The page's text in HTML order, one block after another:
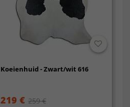
Koeienhuid - Zwart/wit 616
219 € 259 €